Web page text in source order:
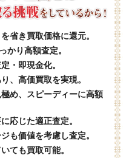
省き買取価格に還元。
かり高額査定。
・即現金化。
、高価買取を実現。
め、スピーディーに高額
応じた適正査定。
も価値を考慮し査定。
ても買取可能。